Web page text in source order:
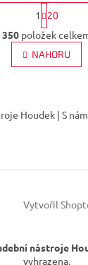
O
v
l
á
c
í
k
v
i
s
S
t
r
á
n
k
n
1
20
350 položek
NAHORU
Houdek | S
Vytvořil
nástroje
vyhrazena.